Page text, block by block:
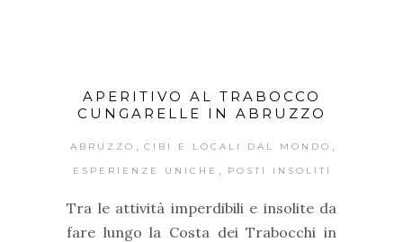
APERITIVO AL TRABOCCO
CUNGARELLE IN ABRUZZO
ABRUZZO CIBI E LOCALI DAL MONDO
ESPERIENZE UNICHE POSTI INSOLITI
Tra le attività imperdibili e insolite da
fare lungo la Costa dei Trabocchi in